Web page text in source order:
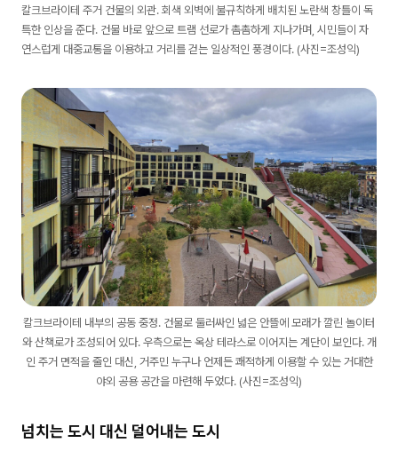
칼크브라이테 주거 건물의 외관. 회색 외벽에 불규칙하게 배치된 노란색 창틀이 독
특한 인상을 준다. 건물 바로 앞으로 트램 선로가 촘촘하게 지나가며, 시민들이 자
연스럽게 대중교통을 이용하고 거리를 걷는 일상적인 풍경이다. (사진=조성익)
칼크브라이테 내부의 공동 중정. 건물로 둘러싸인 넓은 안뜰에 모래가 깔린 놀이터
와 산책로가 조성되어 있다. 우측으로는 옥상 테라스로 이어지는 계단이 보인다. 개
인 주거 면적을 줄인 대신, 거주민 누구나 언제든 쾌적하게 이용할 수 있는 거대한
야외 공용 공간을 마련해 두었다. (사진=조성익)
넘치는 도시 대신 덜어내는 도시